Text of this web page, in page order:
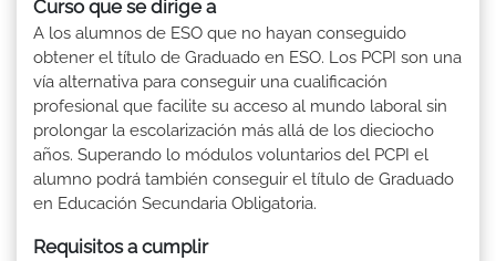
Curso que se dirige a
A los alumnos de ESO que no hayan conseguido
obtener el título de Graduado en ESO. Los PCPI son una
vía alternativa para conseguir una cualificación
profesional que facilite su acceso al mundo laboral sin
prolongar la escolarización más allá de los dieciocho
años. Superando lo módulos voluntarios del PCPI el
alumno podrá también conseguir el título de Graduado
en Educación Secundaria Obligatoria.
Requisitos a cumplir